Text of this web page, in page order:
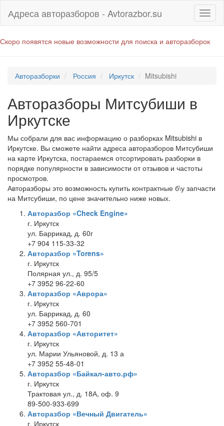
Адреса авторазборов - Avtorazbor.su
Скоро появятся новые возможности для поиска и авторазборок
Авторазборки Россия Иркутск Mitsubishi
Авторазборы Митсубиши в
Иркутске
Мы собрали для вас информацию о разборках Mitsubishi в
Иркутске. Вы сможете найти адреса авторазборов Митсубиши
на карте Иркутска, постараемся отсортировать разборки в
порядке популярности в зависимости от отзывов и частоты
просмотров.
Авторазборы это возможность купить контрактные б\у запчасти
на Митсубиши, по цене значительно ниже новых.
Авторазбор «Check Engine»
г. Иркутск
ул. Баррикад, д. 60г
+7 904 115-33-32
Авторазбор «Torens»
г. Иркутск
Полярная ул., д. 95/5
+7 3952 96-22-60
Авторазбор «Аврора»
г. Иркутск
ул. Баррикад, д. 60
+7 3952 560-701
Авторазбор «Авторитет»
г. Иркутск
ул. Марии Ульяновой, д. 13 а
+7 3952 55-48-01
Авторазбор «Байкал-авто.рф»
г. Иркутск
Трактовая ул., д. 18А, оф. 9
89-500-933-699
Авторазбор «Вечный Двигатель»
г. Иркутск